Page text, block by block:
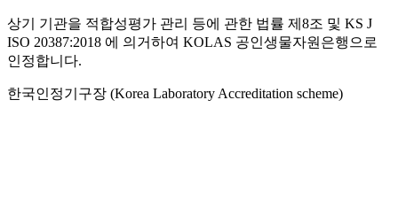
상기 기관을 적합성평가 관리 등에 관한 법률 제8조 및 KS J
ISO 20387:2018 에 의거하여 KOLAS 공인생물자원은행으로
인정합니다.
한국인정기구장 (Korea Laboratory Accreditation scheme)